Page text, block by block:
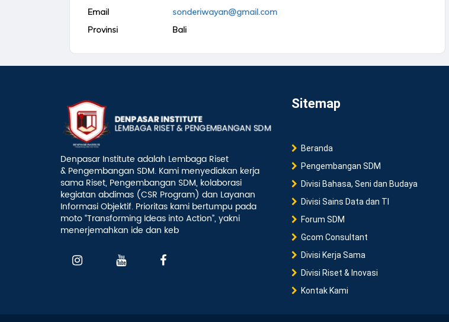
Email
sonderiwayan@gmail.com
Provinsi
Bali
Denpasar Institute adalah Lembaga Riset
& Pengembangan SDM. Kami menyediakan kerja
sama Riset, Pengembangan SDM, kolaborasi
kegiatan abdimas (CSR Program) dan Layanan
Informasi Objektif. Prioritas kami bertumpu pada
moto “Transforming Ideas into Action”, yakni
menerjemahkan ide dan keb
Sitemap
Beranda
Pengembangan SDM
Divisi Bahasa, Seni dan Budaya
Divisi Sains Data dan TI
Forum SDM
Gcom Consultant
Divisi Kerja Sama
Divisi Riset & Inovasi
Kontak Kami